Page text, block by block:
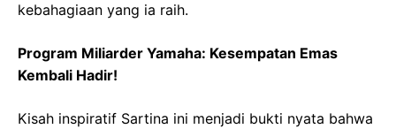
kebahagiaan yang ia raih.
Program Miliarder Yamaha: Kesempatan Emas
Kembali Hadir!
Kisah inspiratif Sartina ini menjadi bukti nyata bahwa